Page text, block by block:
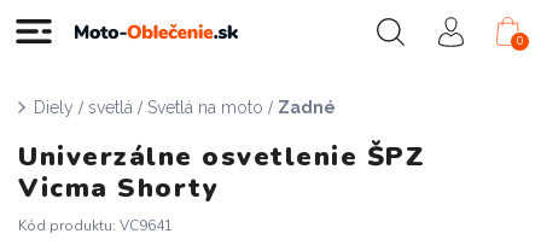
0
Diely / svetlá / Svetlá na moto / Zadné
Univerzálne osvetlenie ŠPZ
Vicma Shorty
Kód produktu: VC9641